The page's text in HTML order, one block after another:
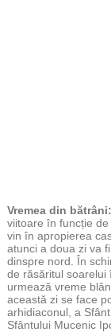
Vremea din bătrâni:
viitoare în funcție
vin în apropierea
atunci a doua zi va
dinspre nord. În
de răsăritul soarelui
urmează vreme
această zi se face
arhidiaconul, a
Sfântului Mucenic